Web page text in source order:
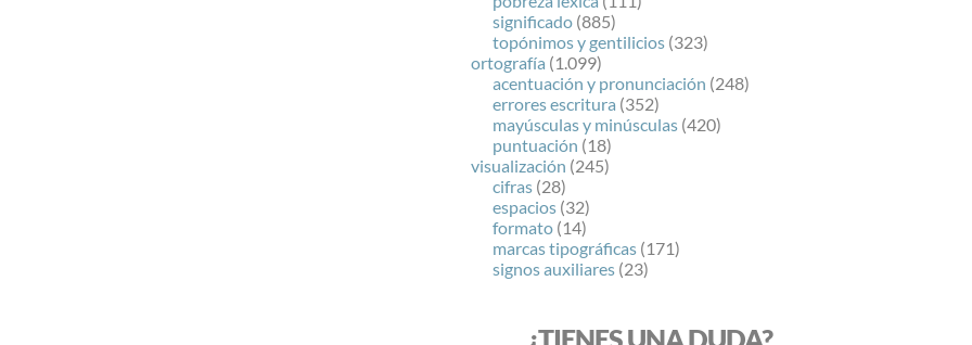
significado (885)
topónimos y gentilicios (323)
ortografía (1.099)
acentuación y pronunciación (248)
errores escritura (352)
mayúsculas y minúsculas (420)
puntuación (18)
visualización (245)
cifras (28)
espacios (32)
formato (14)
marcas tipográficas (171)
signos auxiliares (23)
¿TIENES UNA DUDA?